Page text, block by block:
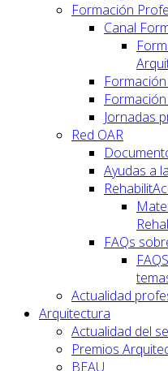
Formación
Canal
Jornadas
Red OAR
Ayudas a
FAQs
Actualidad
Arquitectura
Actualidad del
Premios
BEAU